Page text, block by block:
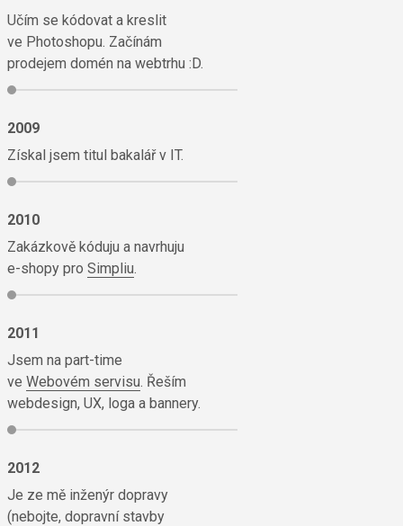
Učím se kódovat a kreslit
ve Photoshopu. Začínám
prodejem domén na webtrhu :D.
2009
Získal jsem titul bakalář v IT.
2010
Zakázkově kóduju a navrhuju
e-shopy pro Simpliu.
2011
Jsem na part-time
ve Webovém servisu. Řeším
webdesign, UX, loga a bannery.
2012
Je ze mě inženýr dopravy
(nebojte, dopravní stavby